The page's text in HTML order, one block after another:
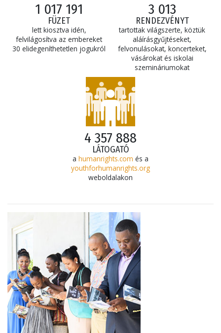
1 017 191
FÜZET
lett kiosztva idén,
felvilágosítva az embereket
30 elidegeníthetetlen jogukról
3 013
RENDEZVÉNYT
tartottak világszerte, köztük
aláírásgyűjtéseket,
felvonulásokat, koncerteket,
vásárokat és iskolai
szemináriumokat
4 357 888
LÁTOGATÓ
a humanrights.com és a
youthforhumanrights.org
weboldalakon